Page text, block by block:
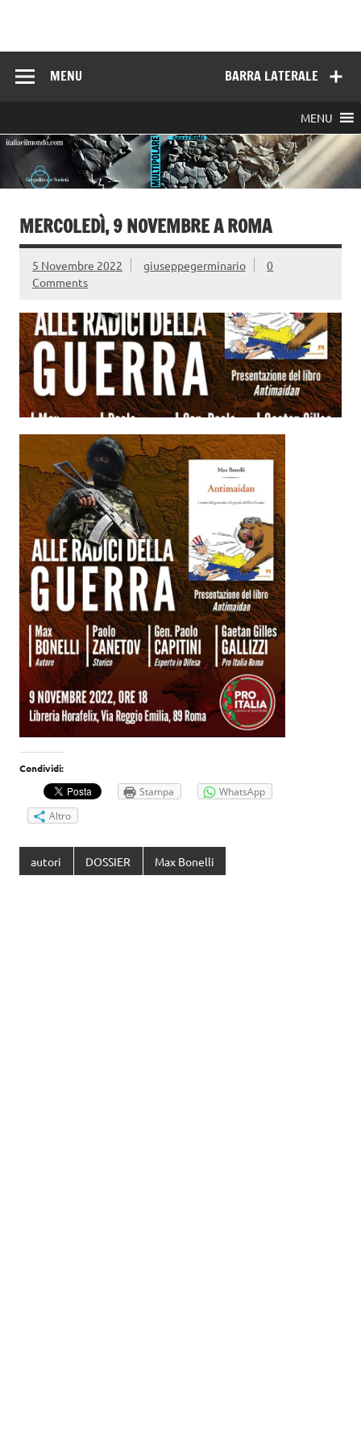
BARRA LATERALE
MENU
MENU
MERCOLEDÌ, 9 NOVEMBRE A ROMA
5 Novembre 2022 giuseppegerminario
0
Comments
Condividi:
Stampa
WhatsApp
Altro
autori DOSSIER Max Bonelli